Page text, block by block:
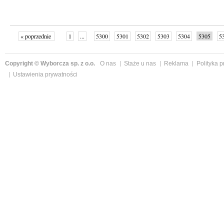
« poprzednie 1 ... 5300 5301 5302 5303 5304 5305
Copyright © Wyborcza sp. z o.o. O nas Staże u nas Reklama
Polityka
Ustawienia prywatności